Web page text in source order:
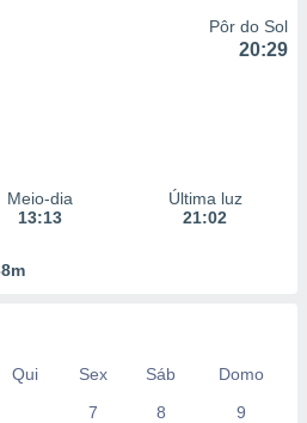
Pôr do Sol
20:29
Meio-dia
13:13
Última luz
21:02
Qui Sex Sáb
Domo
7
8 9